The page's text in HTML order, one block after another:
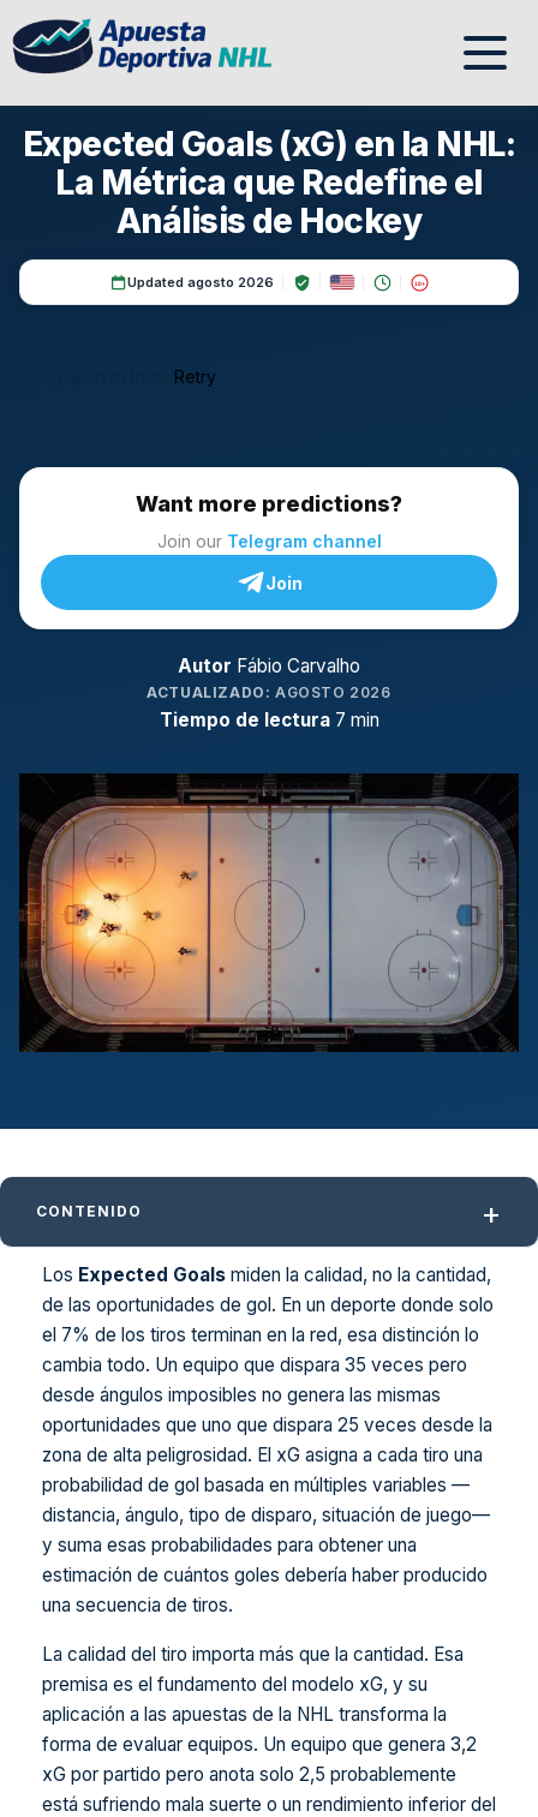
Expected Goals (xG) en la NHL:
La Métrica que Redefine el
Análisis de Hockey
Updated agosto 2026 18+
Retry
Want more predictions?
Join our Telegram channel
Join
Autor Fábio Carvalho
ACTUALIZADO: AGOSTO 2026
Tiempo de lectura7 min
CONTENIDO
Los Expected Goals miden la calidad, no la cantidad,
de las oportunidades de gol. En un deporte donde solo
el 7% de los tiros terminan en la red, esa distinción lo
cambia todo. Un equipo que dispara 35 veces pero
desde ángulos imposibles no genera las mismas
oportunidades que uno que dispara 25 veces desde la
zona de alta peligrosidad. El xG asigna a cada tiro una
probabilidad de gol basada en múltiples variables —
distancia, ángulo, tipo de disparo, situación de juego—
y suma esas probabilidades para obtener una
estimación de cuántos goles debería haber producido
una secuencia de tiros.
La calidad del tiro importa más que la cantidad. Esa
premisa es el fundamento del modelo xG, y su
aplicación a las apuestas de la NHL transforma la
forma de evaluar equipos. Un equipo que genera 3,2
xG por partido pero anota solo 2,5 probablemente
está sufriendo mala suerte o un rendimiento inferior del